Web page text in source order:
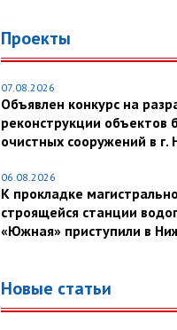
Проекты
07.08.2026
Объявлен конкурс на
реконструкции объектов
очистных сооружений в г.
06.08.2026
К прокладке
строящейся станции
«Южная» приступили в
Новые статьи